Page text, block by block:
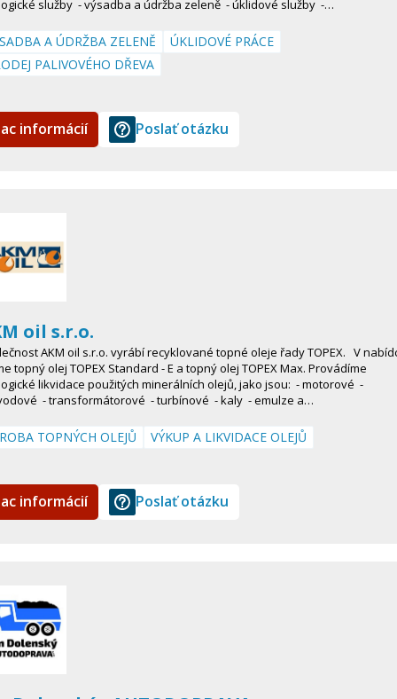
služby - výsadba a údržba zeleně - úklidové služby -…
A ÚDRŽBA ZELENĚ
ÚKLIDOVÉ PRÁCE
PALIVOVÉHO DŘEVA
informácií Poslať otázku
oil s.r.o.
AKM oil s.r.o. vyrábí recyklované topné oleje řady TOPEX. V
topný olej TOPEX Standard - E a topný olej TOPEX Max. Provádíme
likvidace použitých minerálních olejů, jako jsou: - motorové -
- transformátorové - turbínové - kaly - emulze a…
TOPNÝCH OLEJŮ VÝKUP A LIKVIDACE OLEJŮ
informácií Poslať otázku